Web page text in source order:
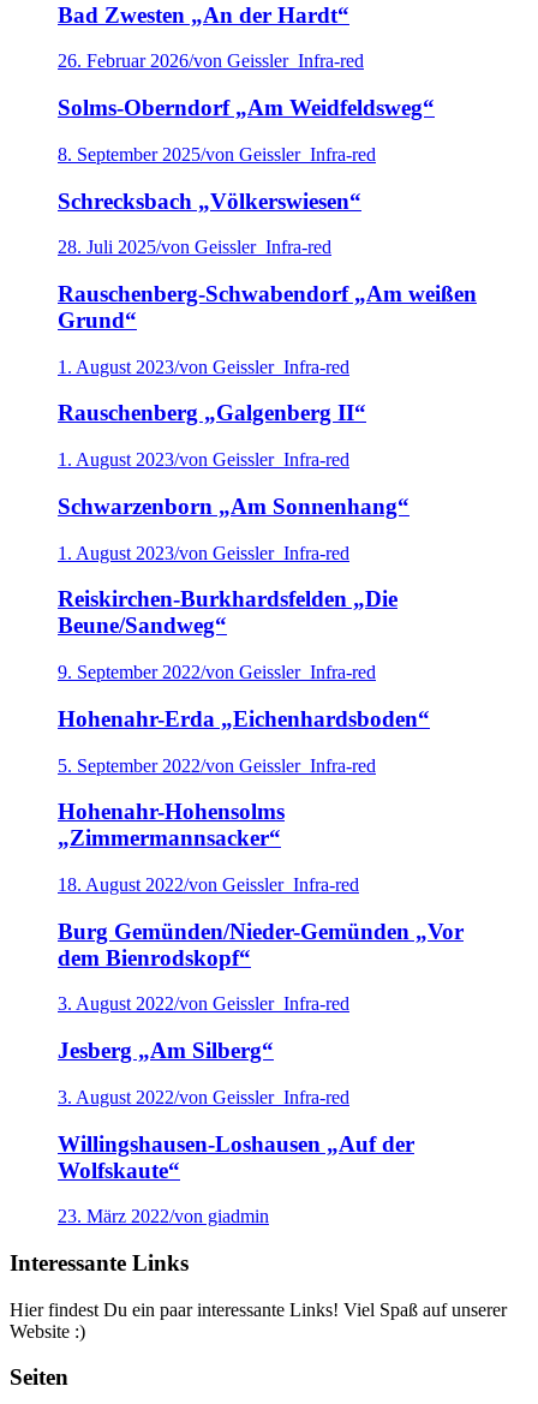
Bad Zwesten „An der Hardt“
26. Februar 2026/von Geissler_Infra-red
Solms-Oberndorf „Am Weidfeldsweg“
8. September 2025/von Geissler_Infra-red
Schrecksbach „Völkerswiesen“
28. Juli 2025/von Geissler_Infra-red
Rauschenberg-Schwabendorf „Am weißen
Grund“
1. August 2023/von Geissler_Infra-red
Rauschenberg „Galgenberg II“
1. August 2023/von Geissler_Infra-red
Schwarzenborn „Am Sonnenhang“
1. August 2023/von Geissler_Infra-red
Reiskirchen-Burkhardsfelden „Die
Beune/Sandweg“
9. September 2022/von Geissler_Infra-red
Hohenahr-Erda „Eichenhardsboden“
5. September 2022/von Geissler_Infra-red
Hohenahr-Hohensolms
„Zimmermannsacker“
18. August 2022/von Geissler_Infra-red
Burg Gemünden/Nieder-Gemünden „Vor
dem Bienrodskopf“
3. August 2022/von Geissler_Infra-red
Jesberg „Am Silberg“
3. August 2022/von Geissler_Infra-red
Willingshausen-Loshausen „Auf der
Wolfskaute“
23. März 2022/von giadmin
Interessante Links
Hier findest Du ein paar interessante Links! Viel Spaß auf unserer
Website :)
Seiten